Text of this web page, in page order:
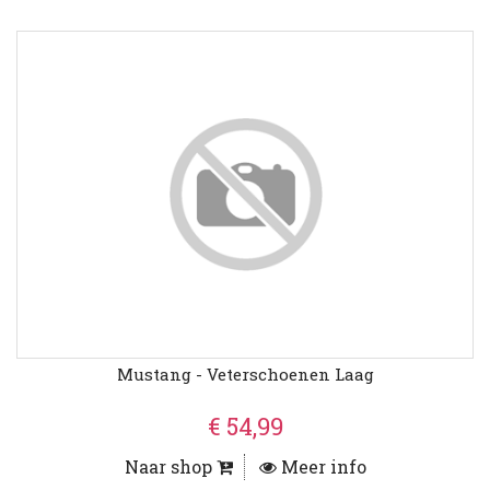
Mustang - Veterschoenen Laag
€ 54,99
Naar shop Meer info